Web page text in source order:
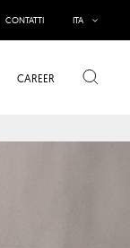
CONTATTI ITA
CAREER Cerca